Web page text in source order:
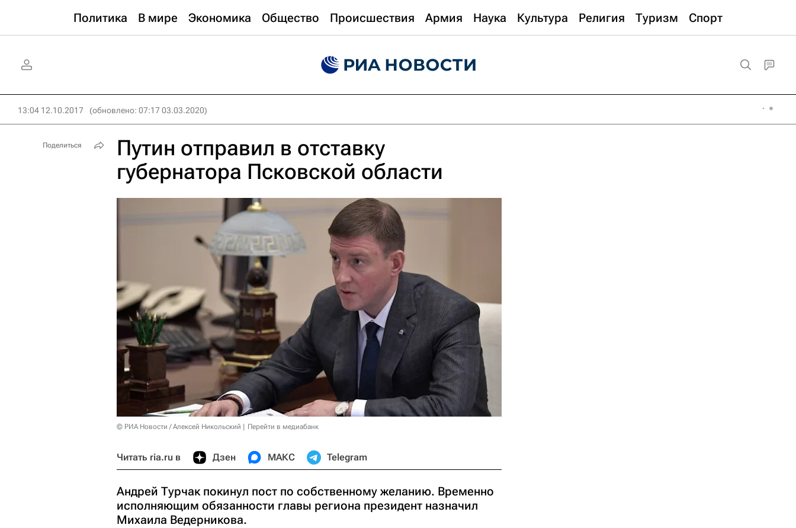
Политика В мире Экономика Общество Происшествия Армия Наука Культура Религия Туризм Спорт
13:04 12.10.2017 (обновлено: 07:17 03.03.2020)
Путин отправил в отставку
губернатора Псковской области
© РИА Новости / Алексей Никольский Перейти в медиабанк
Читать ria.ru в Дзен МАКС Telegram
Андрей Турчак покинул пост по собственному желанию. Временно
исполняющим обязанности главы региона президент назначил
Михаила Ведерникова.
Поделиться